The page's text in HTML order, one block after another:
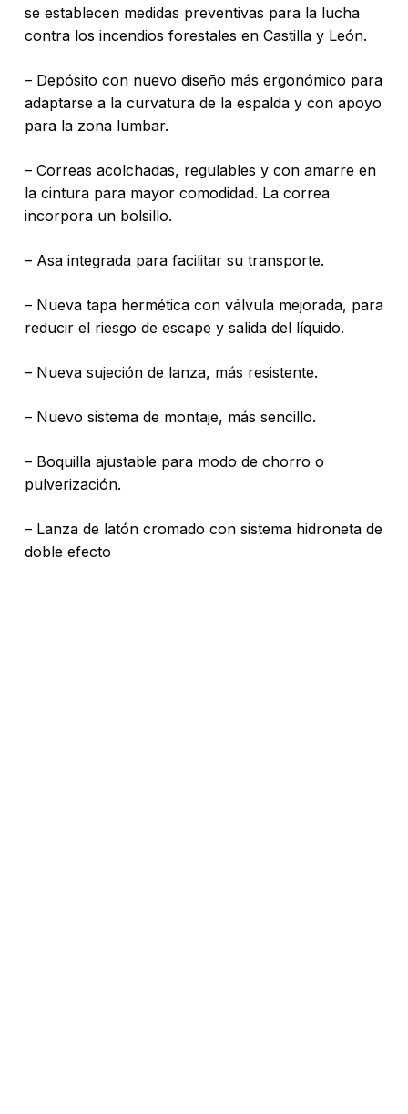
se establecen medidas preventivas para la lucha
contra los incendios forestales en Castilla y León.
– Depósito con nuevo diseño más ergonómico para
adaptarse a la curvatura de la espalda y con apoyo
para la zona lumbar.
– Correas acolchadas, regulables y con amarre en
la cintura para mayor comodidad. La correa
incorpora un bolsillo.
– Asa integrada para facilitar su transporte.
– Nueva tapa hermética con válvula mejorada, para
reducir el riesgo de escape y salida del líquido.
– Nueva sujeción de lanza, más resistente.
– Nuevo sistema de montaje, más sencillo.
– Boquilla ajustable para modo de chorro o
pulverización.
– Lanza de latón cromado con sistema hidroneta de
doble efecto